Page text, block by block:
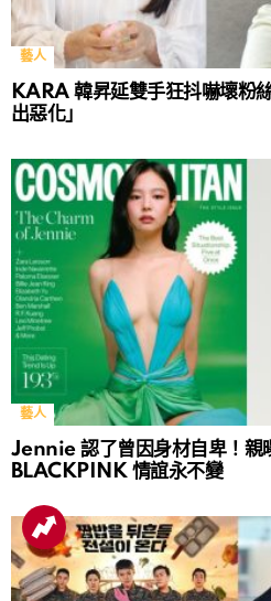
藝人
KARA 韓昇延雙手狂抖嚇壞粉
出惡化」
藝人
Jennie 認了曾因身材自卑！親
BLACKPINK 情誼永不變